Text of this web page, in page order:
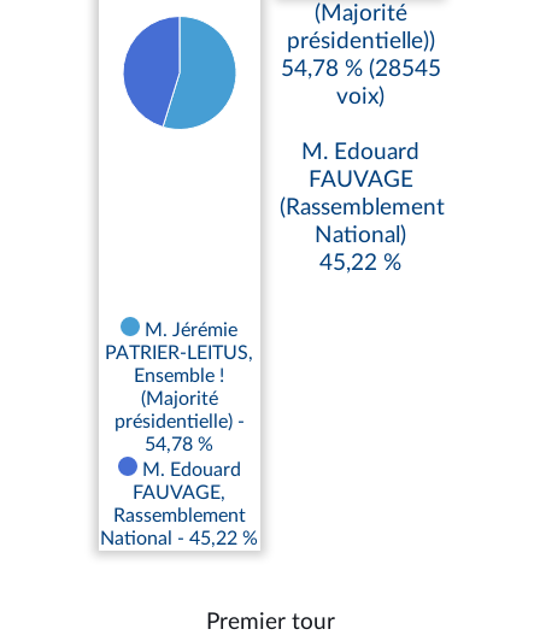
M. Jérémie
PATRIER-LEITUS,
Ensemble !
(Majorité
présidentielle) -
54,78 %
M. Edouard
FAUVAGE,
Rassemblement
National - 45,22 %
(Majorité
présidentielle))
54,78 % (28545
voix)
M. Edouard
FAUVAGE
(Rassemblement
National)
45,22 %
Premier tour